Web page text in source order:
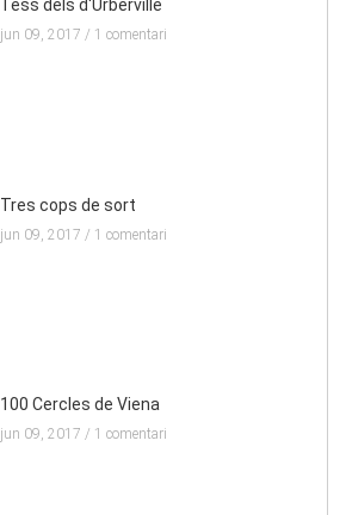
Tess dels d'Urberville
jun 09, 2017 / 1 comentari
Tres cops de sort
jun 09, 2017 / 1 comentari
100 Cercles de Viena
jun 09, 2017 / 1 comentari